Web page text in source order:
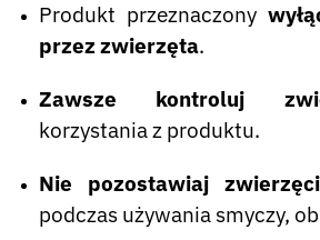
Produkt przeznaczony
przez zwierzęta.
Zawsze kontroluj
korzystania z produktu.
Nie pozostawiaj
podczas używania smyczy,